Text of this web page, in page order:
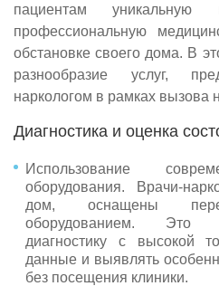
пациентам уникальную
профессиональную
обстановке своего дома. В
разнообразие услуг,
наркологом в рамках вызова
Диагностика и оценка
Использование
оборудования. Врачи-
дом, оснащены
оборудованием. Это
диагностику с высокой
данные и выявлять
без посещения клиники.